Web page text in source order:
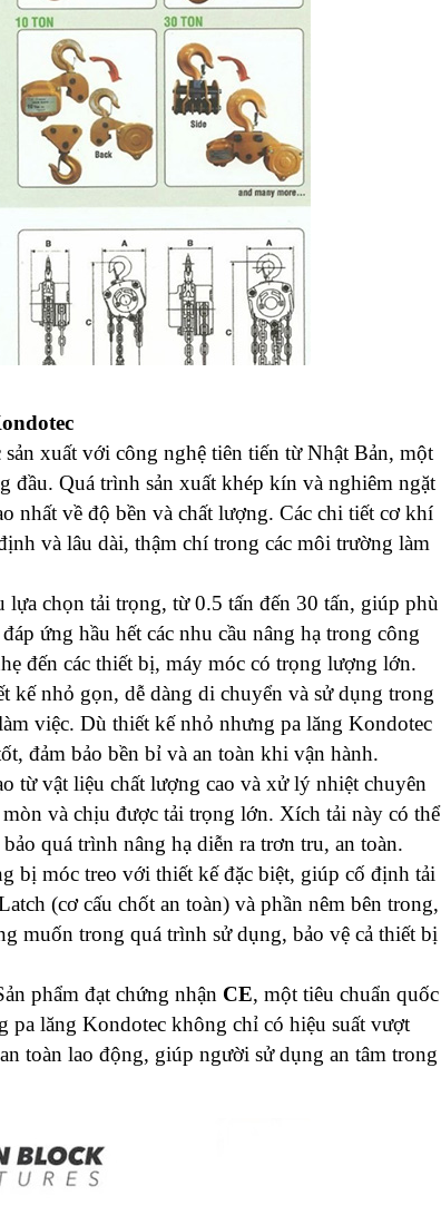
xuất với công nghệ tiên tiến từ Nhật Bản, một
đầu. Quá trình sản xuất khép kín và nghiêm ngặt
nhất về độ bền và chất lượng. Các chi tiết cơ khí
và lâu dài, thậm chí trong các môi trường làm
lựa chọn tải trọng, từ 0.5 tấn đến 30 tấn, giúp phù
ứng hầu hết các nhu cầu nâng hạ trong công
đến các thiết bị, máy móc có trọng lượng lớn.
kế nhỏ gọn, dễ dàng di chuyển và sử dụng trong
việc. Dù thiết kế nhỏ nhưng pa lăng Kondotec
đảm bảo bền bỉ và an toàn khi vận hành.
từ vật liệu chất lượng cao và xử lý nhiệt chuyên
và chịu được tải trọng lớn. Xích tải này có thể
quá trình nâng hạ diễn ra trơn tru, an toàn.
bị móc treo với thiết kế đặc biệt, giúp cố định tải
(cơ cấu chốt an toàn) và phần nêm bên trong,
muốn trong quá trình sử dụng, bảo vệ cả thiết bị
phẩm đạt chứng nhận CE, một tiêu chuẩn quốc
pa lăng Kondotec không chỉ có hiệu suất vượt
toàn lao động, giúp người sử dụng an tâm trong